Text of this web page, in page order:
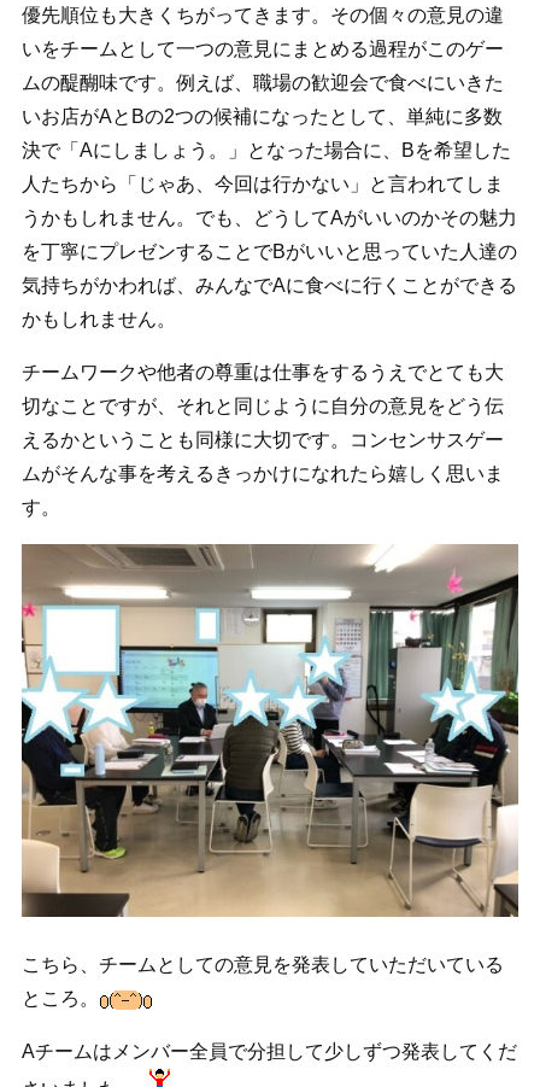
優先順位も大きくちがってきます。その個々の意見の違
いをチームとして一つの意見にまとめる過程がこのゲー
ムの醍醐味です。例えば、職場の歓迎会で食べにいきた
いお店がAとBの2つの候補になったとして、単純に多数
決で「Aにしましょう。」となった場合に、Bを希望した
人たちから「じゃあ、今回は行かない」と言われてしま
うかもしれません。でも、どうしてAがいいのかその魅力
を丁寧にプレゼンすることでBがいいと思っていた人達の
気持ちがかわれば、みんなでAに食べに行くことができる
かもしれません。
チームワークや他者の尊重は仕事をするうえでとても大
切なことですが、それと同じように自分の意見をどう伝
えるかということも同様に大切です。コンセンサスゲー
ムがそんな事を考えるきっかけになれたら嬉しく思いま
す。
こちら、チームとしての意見を発表していただいている
ところ。
Aチームはメンバー全員で分担して少しずつ発表してくだ